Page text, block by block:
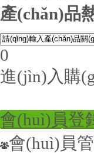
產(chǎn)品
0
進(jìn)入購
會(huì)員登
會(huì)員